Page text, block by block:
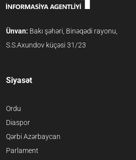
Ünvan: Bakı şəhəri, Binəqədi rayonu,
S.S.Axundov küçəsi 31/23
Siyasət
Ordu
Diaspor
Qərbi Azərbaycan
Parlament